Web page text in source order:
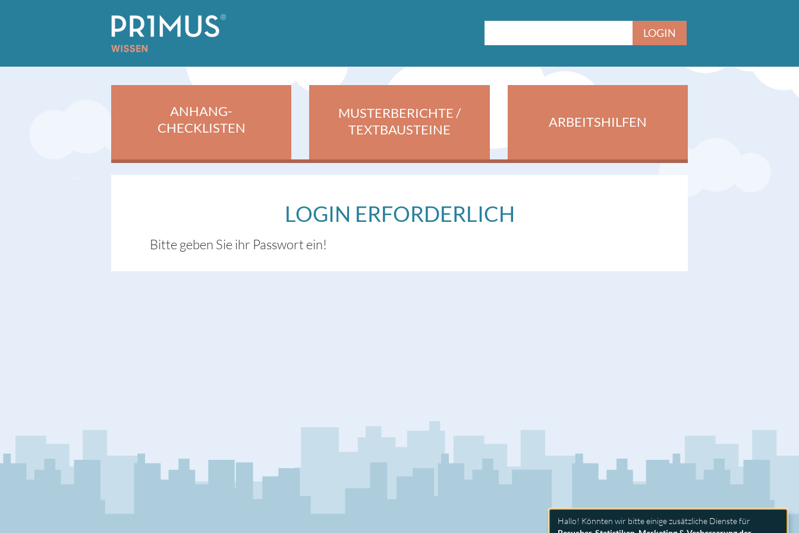
ANHANG-
CHECKLISTEN
MUSTERBERICHTE /
TEXTBAUSTEINE
ARBEITSHILFEN
LOGIN ERFORDERLICH
Bitte geben Sie ihr Passwort ein!
Hallo! Könnten wir bitte einige zusätzliche Dienste für